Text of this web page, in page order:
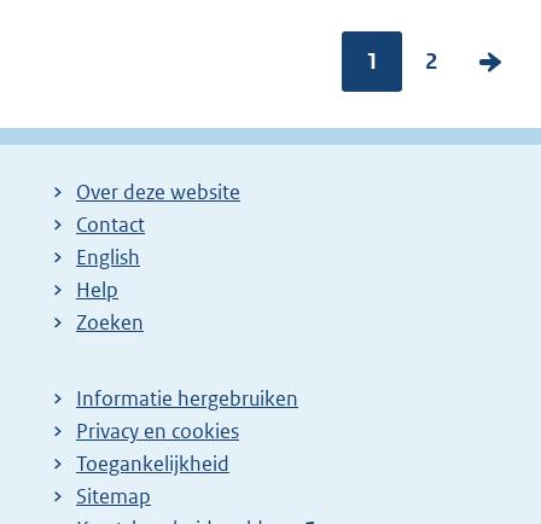
Pagina:
1
P
g
2
V
l
Over deze website
Contact
English
Help
Zoeken
Informatie hergebruiken
Privacy en cookies
Toegankelijkheid
Sitemap